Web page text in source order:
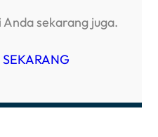
sekarang juga.